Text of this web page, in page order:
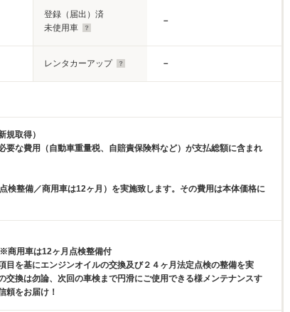
登録（届出）済
未使用車
－
レンタカーアップ －
規取得）
要な費用（自動車重量税、自賠責保険料など）が支払総額に含まれ
検整備／商用車は12ヶ月）を実施致します。その費用は本体価格に
商用車は12ヶ月点検整備付
目を基にエンジンオイルの交換及び２４ヶ月法定点検の整備を実
交換は勿論、次回の車検まで円滑にご使用できる様メンテナンスす
頼をお届け！